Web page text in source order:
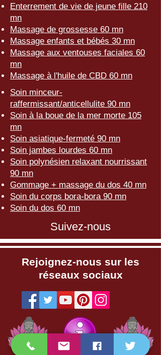
Enterrement de vie de jeune fille 210
mn
Massage de grossesse 60 mn
Massage enfants et bébés 30 mn
Massage aux ventouses faciales 60
mn
Massage à l'huile de CBD 60 mn
Soin minceur-
raffermissant/anticellulite 90 mn
Soin à la boue de la mer morte 105
mn
Soin asiatique-fermeté 90 mn
Soin jambes lourdes 60 mn
Soin polynésien relaxant nourrissant
90 mn
Gommage + massage du dos 40 mn
Soin du corps bora-bora 90 mn
Soin du dos 60 mn
Suivez-nous
Rejoignez-nous sur les
réseaux sociaux